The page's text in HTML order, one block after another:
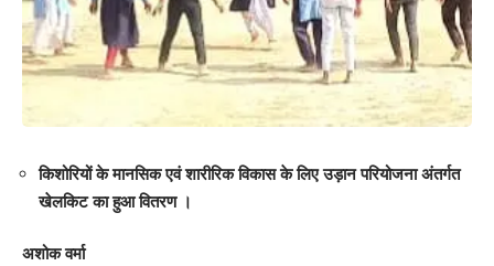
किशोरियों के मानसिक एवं शारीरिक विकास के लिए उड़ान परियोजना अंतर्गत
खेलकिट का हुआ वितरण ।
अशोक वर्मा